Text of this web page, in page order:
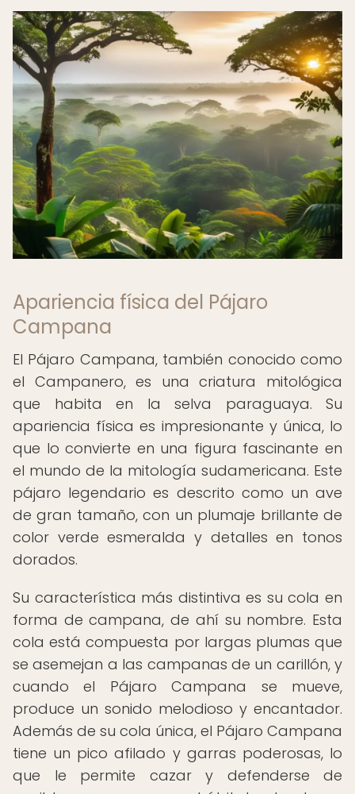
Apariencia física del Pájaro
Campana
El Pájaro Campana, también conocido como
el Campanero, es una criatura mitológica
que habita en la selva paraguaya. Su
apariencia física es impresionante y única, lo
que lo convierte en una figura fascinante en
el mundo de la mitología sudamericana. Este
pájaro legendario es descrito como un ave
de gran tamaño, con un plumaje brillante de
color verde esmeralda y detalles en tonos
dorados.
Su característica más distintiva es su cola en
forma de campana, de ahí su nombre. Esta
cola está compuesta por largas plumas que
se asemejan a las campanas de un carillón, y
cuando el Pájaro Campana se mueve,
produce un sonido melodioso y encantador.
Además de su cola única, el Pájaro Campana
tiene un pico afilado y garras poderosas, lo
que le permite cazar y defenderse de